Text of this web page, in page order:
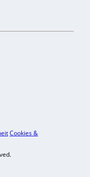
Cookies &